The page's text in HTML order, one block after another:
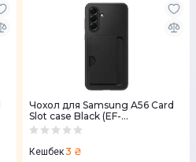
Чохол для Samsung A56 Card
Slot case Black (EF-
OA566TBEGWW)
Кешбек3 ₴